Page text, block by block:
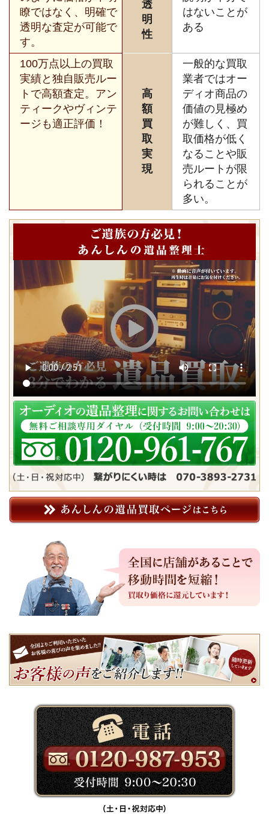
瞭ではなく、明確で
透明な査定が可能で
す。
透
明
性
はないことが
ある
100万点以上の買取
実績と独自販売ルー
トで高額査定。アン
ティークやヴィンテ
ージも適正評価！
高
額
買
取
実
現
一般的な買取
業者ではオー
ディオ商品の
価値の見極め
が難しく、買
取価格が低く
なることや販
売ルートが限
られることが
多い。